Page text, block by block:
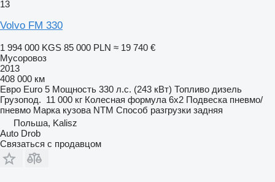
13
Volvo FM 330
1 994 000 KGS 85 000 PLN ≈ 19 740 €
Мусоровоз
2013
408 000 км
Евро Euro 5 Мощность 330 л.с. (243 кВт) Топливо дизель
Грузопод. 11 000 кг Колесная формула 6x2 Подвеска пневмо/
пневмо Марка кузова NTM Способ разгрузки задняя
Польша, Kalisz
Auto Drob
Связаться с продавцом